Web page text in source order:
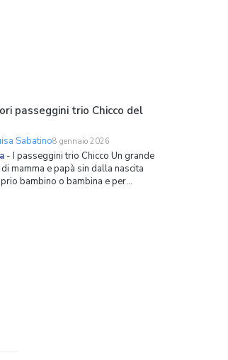
passeggini trio Chicco del
Sabatino8 gennaio 2026
- I passeggini trio Chicco Un grande
mamma e papà sin dalla nascita
bambino o bambina e per